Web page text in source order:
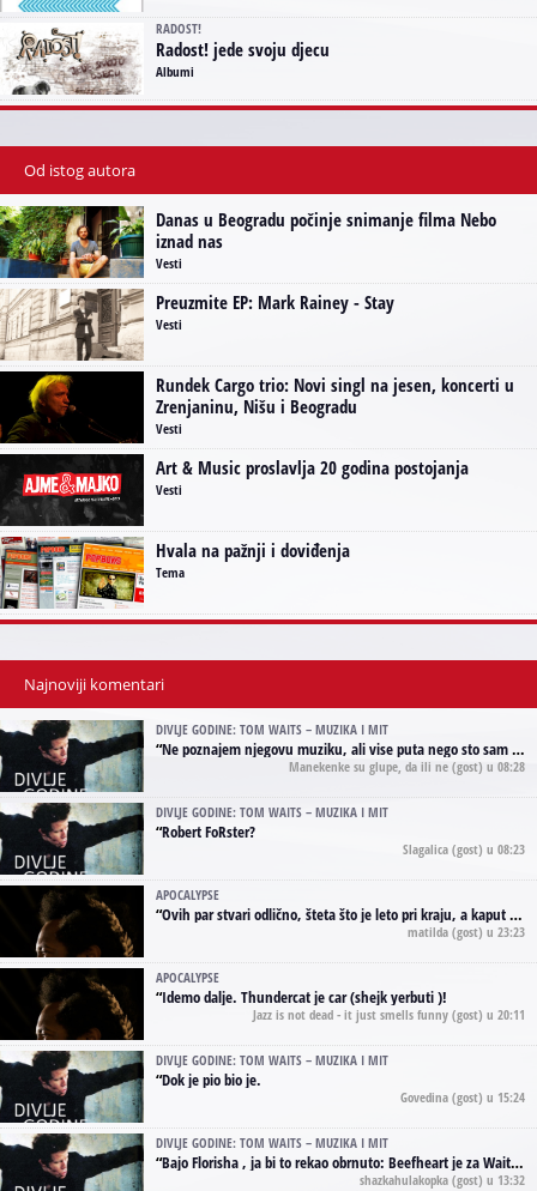
RADOST!
Radost! jede svoju djecu
Albumi
Od istog autora
Danas u Beogradu počinje snimanje filma Nebo
iznad nas
Vesti
Preuzmite EP: Mark Rainey - Stay
Vesti
Rundek Cargo trio: Novi singl na jesen, koncerti u
Zrenjaninu, Nišu i Beogradu
Vesti
Art & Music proslavlja 20 godina postojanja
Vesti
Hvala na pažnji i doviđenja
Tema
Najnoviji komentari
DIVLJE GODINE: TOM WAITS – MUZIKA I MIT
“Ne poznajem njegovu muziku, ali vise puta nego sto sam to zazeleo gledao sam njegove umjetnicke slike na raznim stranama interneta. Te stoga zakljucujem da je Tom Waits Lady Gaga muzike namrstenih, ma
Manekenke su glupe, da ili ne (gost) u 08:28
DIVLJE GODINE: TOM WAITS – MUZIKA I MIT
“Robert FoRster?
Slagalica (gost) u 08:23
APOCALYPSE
“Ovih par stvari odlično, šteta što je leto pri kraju, a kaput koji te vervoatno podseća na pirotski ćilim je iz tradicije Navaho indijanaca ;)
matilda (gost) u 23:23
APOCALYPSE
“Idemo dalje. Thundercat je car (shejk yerbuti )!
Jazz is not dead - it just smells funny (gost) u 20:11
DIVLJE GODINE: TOM WAITS – MUZIKA I MIT
“Dok je pio bio je.
Govedina (gost) u 15:24
DIVLJE GODINE: TOM WAITS – MUZIKA I MIT
“Bajo Florisha , ja bi to rekao obrnuto: Beefheart je za Waitsa, isto sto i Hendrix za Lenny Kravitza
shazkahulakopka (gost) u 13:32